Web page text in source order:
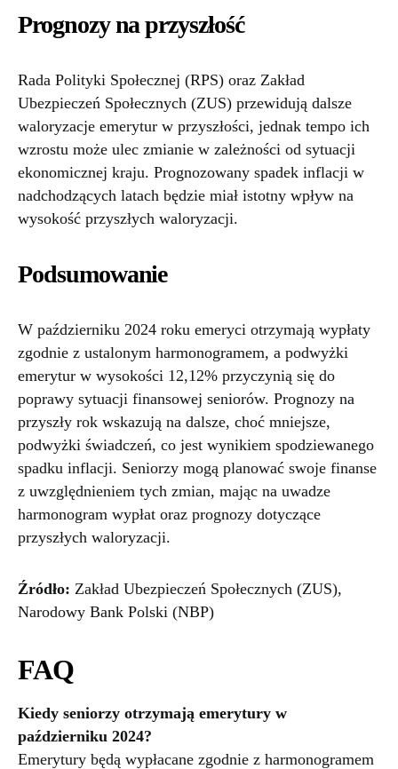
Prognozy na przyszłość
Rada Polityki Społecznej (RPS) oraz Zakład
Ubezpieczeń Społecznych (ZUS) przewidują dalsze
waloryzacje emerytur w przyszłości, jednak tempo ich
wzrostu może ulec zmianie w zależności od sytuacji
ekonomicznej kraju. Prognozowany spadek inflacji w
nadchodzących latach będzie miał istotny wpływ na
wysokość przyszłych waloryzacji.
Podsumowanie
W październiku 2024 roku emeryci otrzymają wypłaty
zgodnie z ustalonym harmonogramem, a podwyżki
emerytur w wysokości 12,12% przyczynią się do
poprawy sytuacji finansowej seniorów. Prognozy na
przyszły rok wskazują na dalsze, choć mniejsze,
podwyżki świadczeń, co jest wynikiem spodziewanego
spadku inflacji. Seniorzy mogą planować swoje finanse
z uwzględnieniem tych zmian, mając na uwadze
harmonogram wypłat oraz prognozy dotyczące
przyszłych waloryzacji.
Źródło: Zakład Ubezpieczeń Społecznych (ZUS),
Narodowy Bank Polski (NBP)
FAQ
Kiedy seniorzy otrzymają emerytury w
październiku 2024?
Emerytury będą wypłacane zgodnie z harmonogramem